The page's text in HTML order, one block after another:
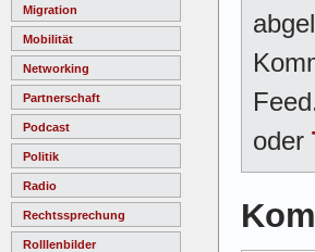
Migration
Mobilität
Networking
Partnerschaft
Podcast
Politik
Radio
Rechtssprechung
Rolllenbilder
oder